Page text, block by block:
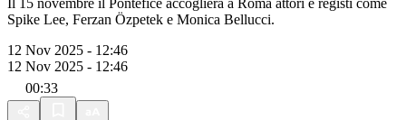
Il 15 novembre il Pontefice accoglierà a Roma attori e registi come
Spike Lee, Ferzan Özpetek e Monica Bellucci.
12 Nov 2025 - 12:46
12 Nov 2025 - 12:46
00:33